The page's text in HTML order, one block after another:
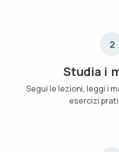
2
Studia i
Segui le lezioni, leggi i
esercizi